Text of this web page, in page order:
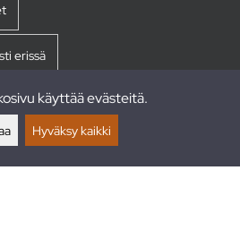
erissä
käyttää evästeitä.
Hyväksy kaikki